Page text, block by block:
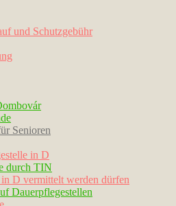
und Schutzgebühr
Senioren
in D
durch TIN
D vermittelt werden dürfen
Dauerpflegestellen